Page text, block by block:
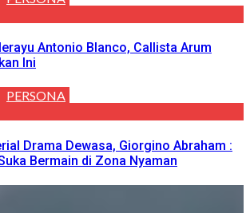
Antonio Blanco, Callista Arum
Ini
PERSONA
Drama Dewasa, Giorgino Abraham :
Bermain di Zona Nyaman